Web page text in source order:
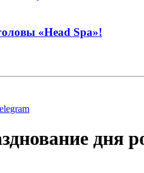
«Head Spa»!
дня